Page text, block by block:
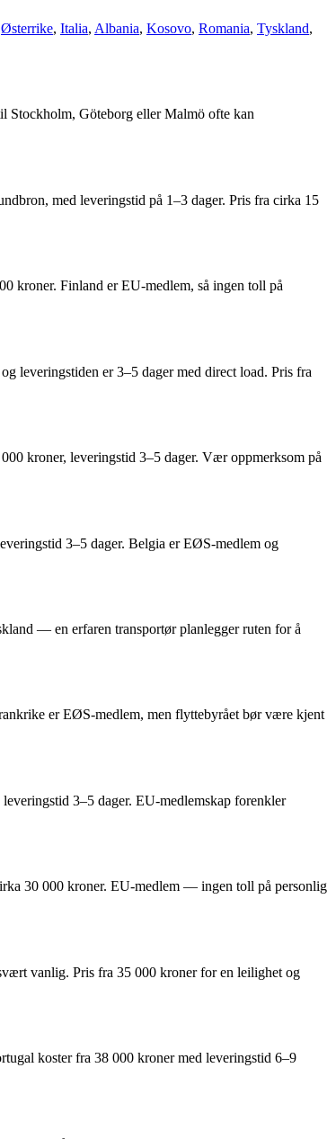
Østerrike, Italia, Albania, Kosovo, Romania, Tyskland,
Stockholm, Göteborg eller Malmö ofte kan
med leveringstid på 1–3 dager. Pris fra cirka 15
kroner. Finland er EU-medlem, så ingen toll på
leveringstiden er 3–5 dager med direct load. Pris fra
kroner, leveringstid 3–5 dager. Vær oppmerksom på
3–5 dager. Belgia er EØS-medlem og
— en erfaren transportør planlegger ruten for å
er EØS-medlem, men flyttebyrået bør være kjent
3–5 dager. EU-medlemskap forenkler
30 000 kroner. EU-medlem — ingen toll på personlig
vanlig. Pris fra 35 000 kroner for en leilighet og
koster fra 38 000 kroner med leveringstid 6–9